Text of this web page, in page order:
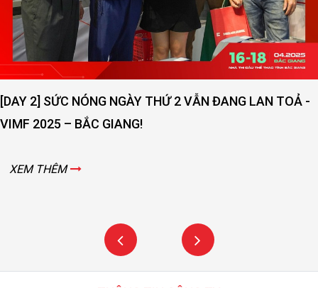
[DAY 2] SỨC NÓNG NGÀY THỨ 2 VẪN ĐANG LAN TOẢ -
VIMF 2025 – BẮC GIANG!
XEM THÊM